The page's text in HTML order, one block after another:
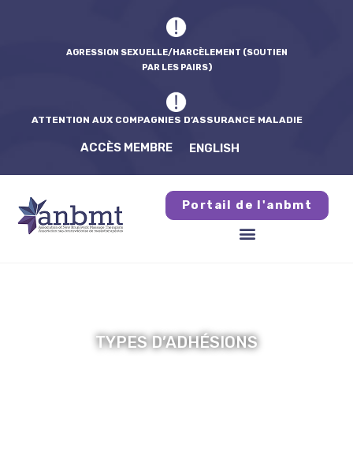
AGRESSION SEXUELLE/HARCÈLEMENT (SOUTIEN
PAR LES PAIRS)
ATTENTION AUX COMPAGNIES D’ASSURANCE MALADIE
ACCÈS MEMBRE ENGLISH
Portail de l'anbmt
TYPES D’ADHÉSIONS